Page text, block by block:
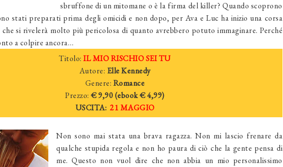
sbruffone di un mitomane o è la firma del killer? Quando scoprono
stati preparati prima degli omicidi e non dopo, per Ava e Luc ha inizio una corsa
si rivelerà molto più pericolosa di quanto avrebbero potuto immaginare. Perché
a colpire ancora…
Titolo: IL MIO RISCHIO SEI TU
Autore: Elle Kennedy
Genere: Romance
Prezzo: € 9,90 (ebook€ 4,99)
USCITA: 21 MAGGIO
Non sono mai stata una brava ragazza. Non mi lascio frenare da
qualche stupida regola e non ho paura di ciò che la gente pensa di
me. Questo non vuol dire che non abbia un mio personalissimo